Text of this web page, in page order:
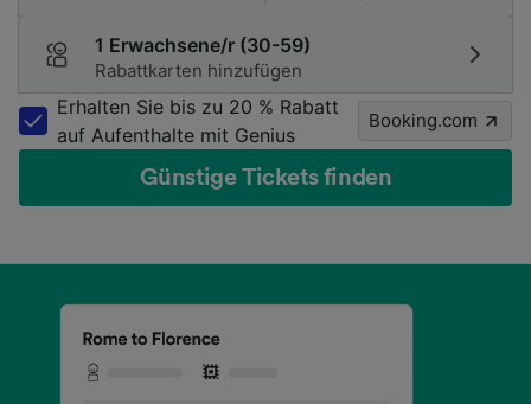
1 Erwachsene/r (30-59)
Rabattkarten hinzufügen
Erhalten Sie bis zu 20 % Rabatt
auf Aufenthalte mit Genius
Booking.com
Günstige Tickets finden